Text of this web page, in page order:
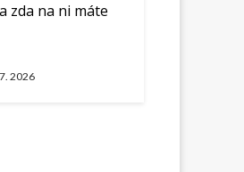
zda na ni máte
2026